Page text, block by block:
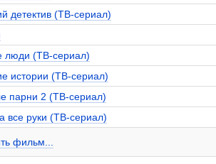
детектив (ТВ-сериал)
люди (ТВ-сериал)
истории (ТВ-сериал)
парни 2 (ТВ-сериал)
все руки (ТВ-сериал)
фильм...
Театр.ru
мнением